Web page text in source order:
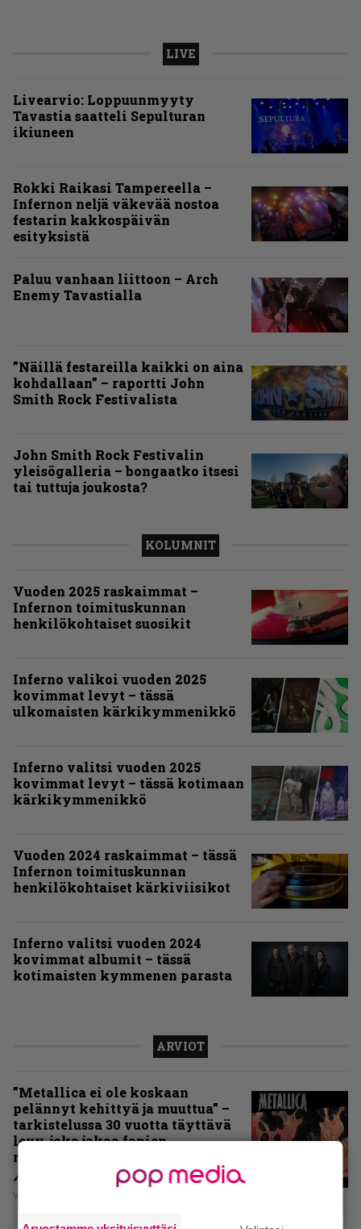
LIVE
Livearvio: Loppuunmyyty
Tavastia saatteli Sepulturan
ikiuneen
Rokki Raikasi Tampereella –
Infernon neljä väkevää nostoa
festarin kakkospäivän
esityksistä
Paluu vanhaan liittoon – Arch
Enemy Tavastialla
”Näillä festareilla kaikki on aina
kohdallaan” – raportti John
Smith Rock Festivalista
John Smith Rock Festivalin
yleisögalleria – bongaatko itsesi
tai tuttuja joukosta?
KOLUMNIT
Vuoden 2025 raskaimmat –
Infernon toimituskunnan
henkilökohtaiset suosikit
Inferno valikoi vuoden 2025
kovimmat levyt – tässä
ulkomaisten kärkikymmenikkö
Inferno valitsi vuoden 2025
kovimmat levyt – tässä kotimaan
kärkikymmenikkö
Vuoden 2024 raskaimmat – tässä
Infernon toimituskunnan
henkilökohtaiset kärkiviisikot
Inferno valitsi vuoden 2024
kovimmat albumit – tässä
kotimaisten kymmenen parasta
ARVIOT
”Metallica ei ole koskaan
pelännyt kehittyä ja muuttua” –
tarkistelussa 30 vuotta täyttävä
levy, joka jakaa fanien
mielipiteet
Vesa Siltanen